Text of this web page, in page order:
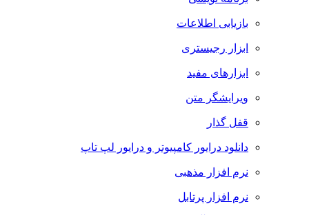
بازیابی اطلاعات
ابزار رجیستری
ابزارهای مفید
ویرایشگر متن
قفل گذار
دانلود درایور کامپیوتر و درایور لپ تاپ
نرم افزار مذهبی
نرم افزار پرتابل